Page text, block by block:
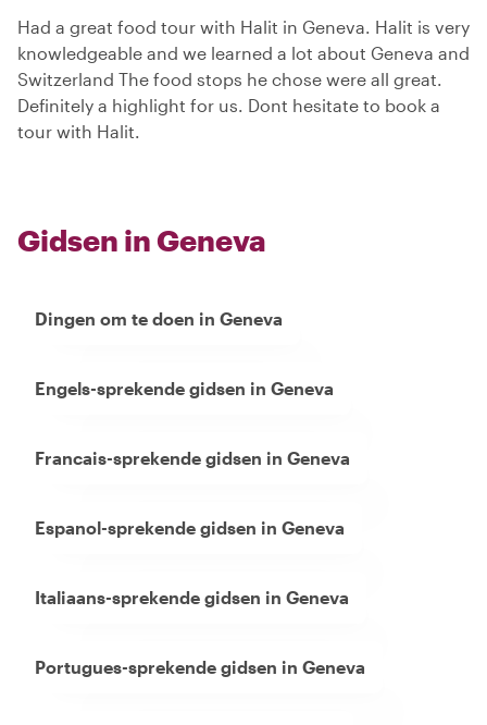
Had a great food tour with Halit in Geneva. Halit is very
knowledgeable and we learned a lot about Geneva and
Switzerland The food stops he chose were all great.
Definitely a highlight for us. Dont hesitate to book a
tour with Halit.
Gidsen in Geneva
Dingen om te doen in Geneva
Engels-sprekende gidsen in Geneva
Francais-sprekende gidsen in Geneva
Espanol-sprekende gidsen in Geneva
Italiaans-sprekende gidsen in Geneva
Portugues-sprekende gidsen in Geneva